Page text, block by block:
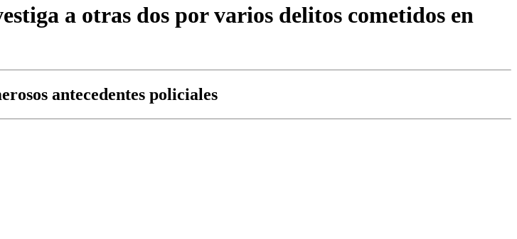
a otras dos por varios delitos cometidos en
antecedentes policiales